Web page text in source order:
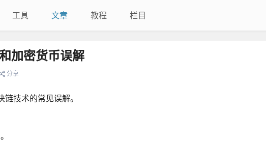
工具 文章 教程 栏目
加密货币误解
分享
技术的常见误解。